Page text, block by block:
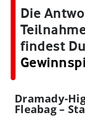
Die
findest Du
Dramady-
Fleabag –